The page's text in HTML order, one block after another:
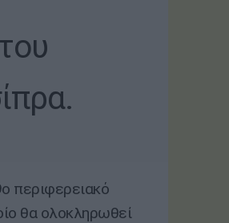
περιφερειακό
θα ολοκληρωθεί